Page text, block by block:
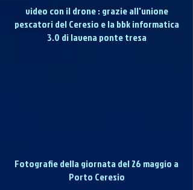
video con il drone : grazie all'unione
pescatori del Ceresio e la bbk informatica
3.0 di lavena ponte tresa
Fotografie della giornata del 26 maggio a
Porto Ceresio